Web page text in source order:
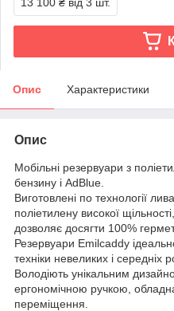
Опис Характеристики
Опис
Мобільні резервуари з
бензину і AdBlue.
Виготовлені по технології
поліетилену високої
дозволяє досягти 100%
Резервуари Emilcaddy
техніки невеликих і середніх
Володіють унікальним
ергономічною ручкою,
переміщення.